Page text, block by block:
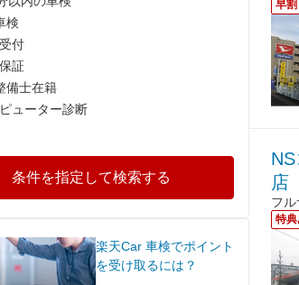
検
付
証
備士在籍
ューター診断
条件を指定して検索する
楽天Car 車検でポイント
を受け取るには？
早割
店
フ
特典